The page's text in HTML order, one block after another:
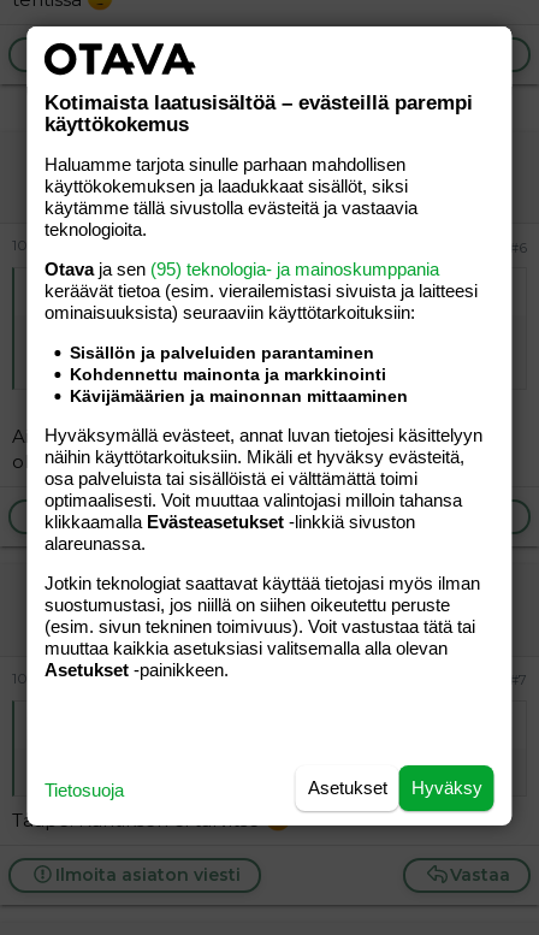
Ilmoita asiaton viesti
vierailija
Vieras
10.06.2026 #6
Alkuperäinen kirjoittajavierailija:
tentissä
Ai joko sä yritit läpäistä testin? Luulisi oikeakielisyyden
olevan yksi vaatimus.
Ilmoita asiaton viesti
vierailija
Vieras
10.06.2026 #7
Tååpe. Kantiksen ei tarvitse
Vastaa
Ilmoita asiaton viesti
Kotimaista laatusisältöä – evästeillä parempi
käyttökokemus
Haluamme tarjota sinulle parhaan mahdollisen
käyttökokemuksen ja laadukkaat sisällöt, siksi
käytämme tällä sivustolla evästeitä ja vastaavia
teknologioita.
Otavaja sen (95) teknologia- ja mainoskumppania
keräävät tietoa (esim. vierailemis­tasi sivuista ja laitteesi
ominaisuuk­sista) seuraaviin käyttötarkoituksiin:
Sisällön ja palveluiden parantaminen
Kohdennettu mainonta ja markkinointi
Kävijämäärien ja mainonnan mittaaminen
Hyväksymällä evästeet, annat luvan tietojesi käsittelyyn
näihin käyttötarkoituksiin. Mikäli et hyväksy evästeitä,
osa palveluista tai sisällöistä ei välttämättä toimi
optimaalisesti. Voit muuttaa valintojasi milloin tahansa
klikkaamalla Evästeasetukset -linkkiä sivuston
alareunassa.
Jotkin teknologiat saattavat käyttää tietojasi myös ilman
suostumustasi, jos niillä on siihen oikeutettu peruste
(esim. sivun tekninen toimivuus). Voit vastustaa tätä tai
muuttaa kaikkia asetuksiasi valitsemalla alla olevan
Asetukset -painikkeen.
Hyväksy
Asetukset
Tietosuoja